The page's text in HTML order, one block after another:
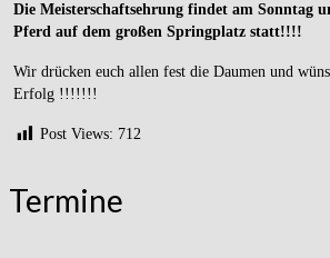
Die Meisterschaftsehrung findet am Sonntag
Pferd auf dem großen Springplatz statt!!!!
Wir drücken euch allen fest die Daumen und
Erfolg !!!!!!!
Post Views: 712
Termine